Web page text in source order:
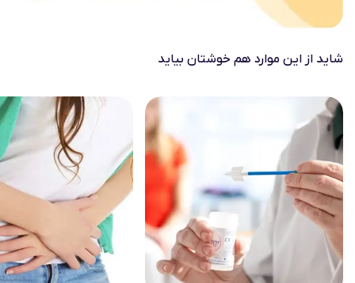
شاید از این موارد هم خوشتان بیاید